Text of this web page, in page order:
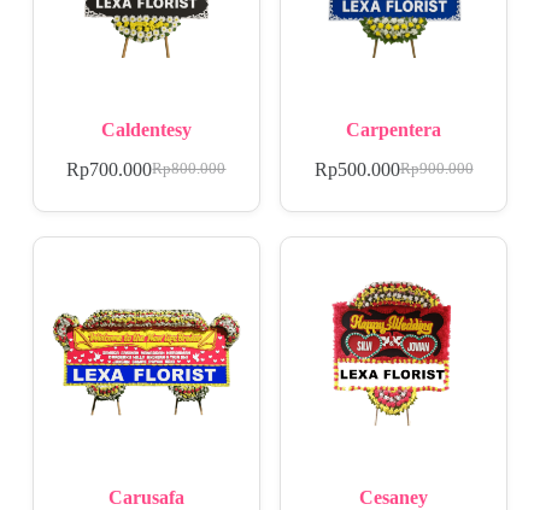
Caldentesy
Rp800.000
Rp700.000
Carpentera
Rp900.000
Rp500.000
Carusafa Cesaney